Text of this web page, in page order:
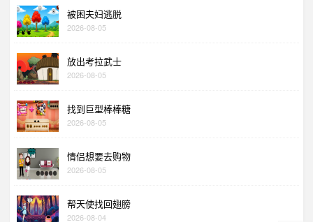
被困夫妇逃脱
2026-08-05
放出考拉武士
2026-08-05
找到巨型棒棒糖
2026-08-05
情侣想要去购物
2026-08-05
帮天使找回翅膀
2026-08-04